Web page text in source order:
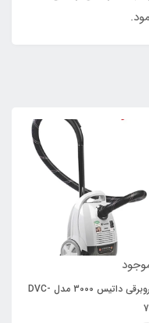
جاروبرقی داتیس 3000 مدل DVC-